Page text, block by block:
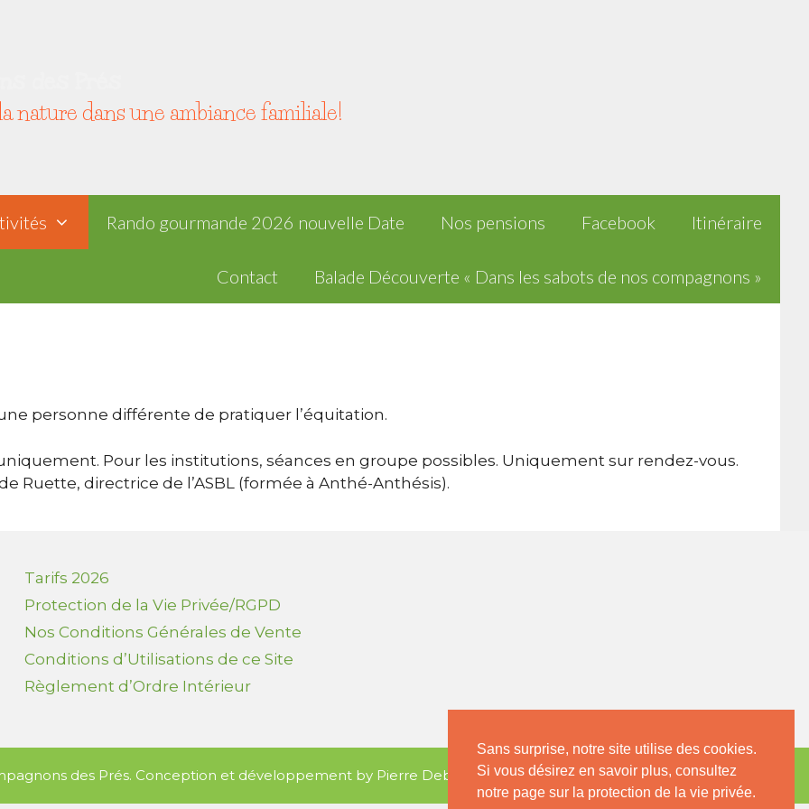
Sans surprise, notre site utilise des cookies.
Si vous désirez en savoir plus, consultez
notre page sur la protection de la vie privée.
nature dans une ambiance familiale!
Rando gourmande 2026 nouvelle Date Nos pensions Facebook Itinéraire
Contact Balade Découverte « Dans les sabots de nos compagnons »
personne différente de pratiquer l’équitation.
Pour les institutions, séances en groupe possibles. Uniquement sur rendez-vous.
Ruette, directrice de l’ASBL (formée à Anthé-Anthésis).
Tarifs 2026
Protection de la Vie Privée/RGPD
Nos Conditions Générales de Vente
Conditions d’Utilisations de ce Site
Règlement d’Ordre Intérieur
des Prés. Conception et développement by Pierre Debras.